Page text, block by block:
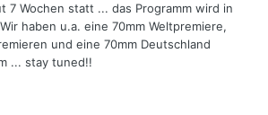
7 Wochen statt ... das Programm wird in
haben u.a. eine 70mm Weltpremiere,
und eine 70mm Deutschland
... stay tuned!!